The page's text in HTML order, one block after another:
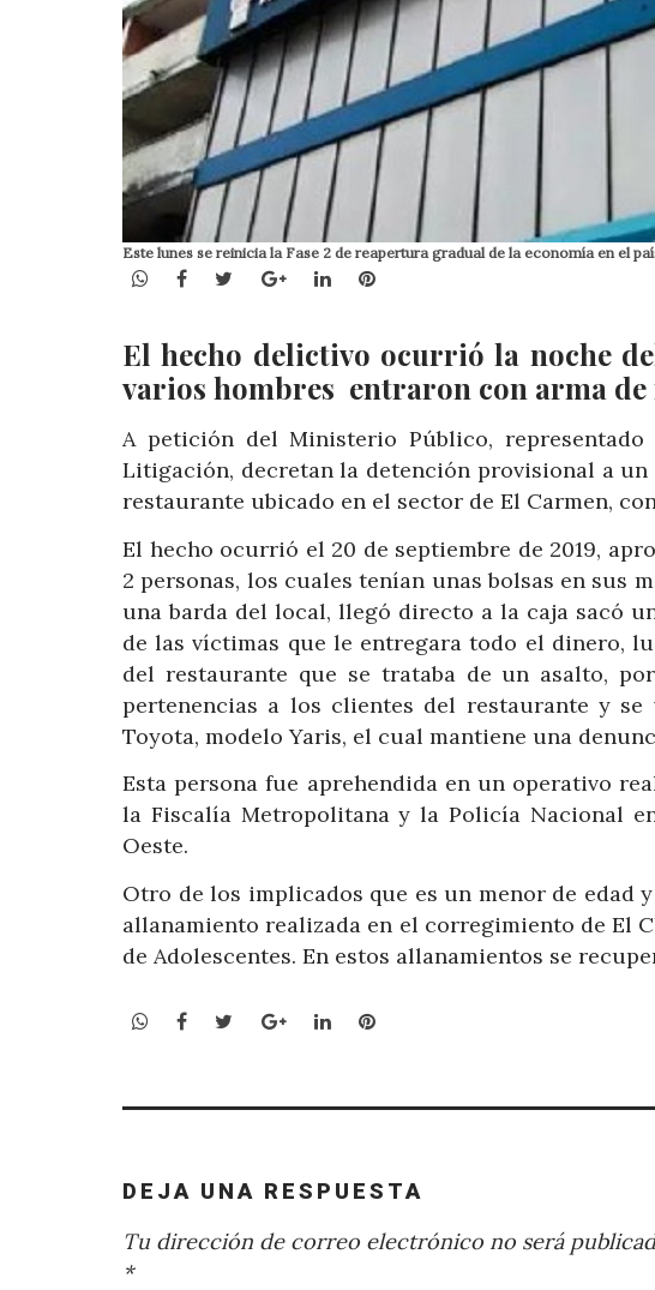
Este lunes se reinicia la Fase 2 de reapertura gradual de la economía en el
WhatsApp
Facebook
TwitterGoogle+LinkedInPinterest
El hecho delictivo ocurrió la noche
varios hombres entraron con arma de
A petición del Ministerio Público,
Litigación, decretan la detención provisional a
restaurante ubicado en el sector de El Carmen,
El hecho ocurrió el 20 de septiembre de 2019,
2 personas, los cuales tenían unas bolsas en sus
una barda del local, llegó directo a la caja sacó
de las víctimas que le entregara todo el dinero,
del restaurante que se trataba de un asalto,
pertenencias a los clientes del restaurante y
Toyota, modelo Yaris, el cual mantiene una
Esta persona fue aprehendida en un operativo
la Fiscalía Metropolitana y la Policía Nacional
Oeste.
Otro de los implicados que es un menor de edad
allanamiento realizada en el corregimiento de El
de Adolescentes. En estos allanamientos se
WhatsApp
Facebook
TwitterGoogle+LinkedInPinterest
DEJA UNA RESPUESTA
Tu dirección de correo electrónico no será
*